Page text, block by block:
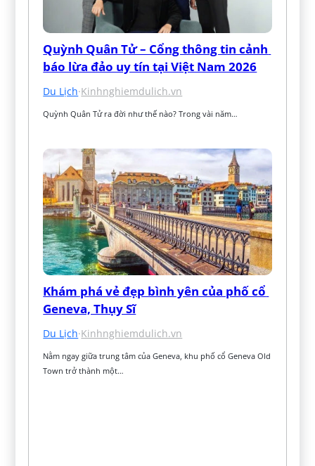
Quỳnh Quân Tử – Cổng thông tin cảnh
báo lừa đảo uy tín tại Việt Nam 2026
Du Lịch·Kinhnghiemdulich.vn
Quỳnh Quân Tử ra đời như thế nào? Trong vài năm…
Khám phá vẻ đẹp bình yên của phố cổ
Geneva, Thụy Sĩ
Du Lịch·Kinhnghiemdulich.vn
Nằm ngay giữa trung tâm của Geneva, khu phố cổ Geneva Old
Town trở thành một…